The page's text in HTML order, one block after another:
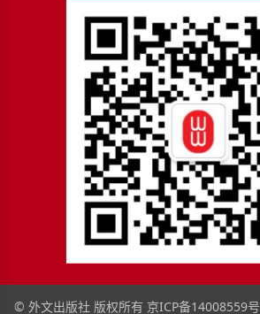
© 外文出版社 版权所有 京ICP备14008559号